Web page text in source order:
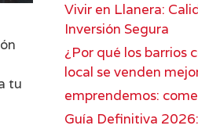
tu
Vivir en Llanera:
Inversión Segura
¿Por qué los barrios
local se venden
emprendemos:
Guía Definitiva